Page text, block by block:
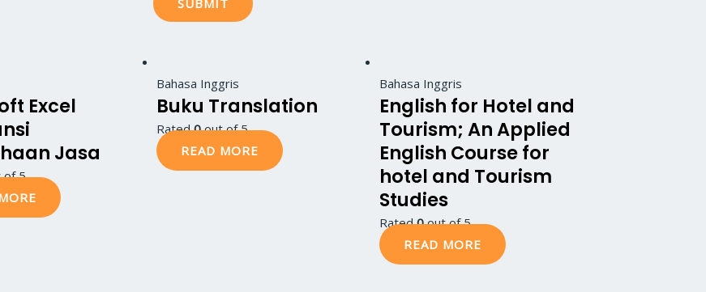
Excel
Jasa
5
Bahasa Inggris
Buku Translation
Rated0out of 5
READ MORE
Bahasa Inggris
English for Hotel and
Tourism; An Applied
English Course for
hotel and Tourism
Studies
Rated0out of 5
READ MORE